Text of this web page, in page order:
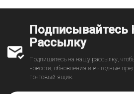
Рассылку
Подпишитесь на нашу рассылку,
новости, обновления и выгодные
почтовый ящик.